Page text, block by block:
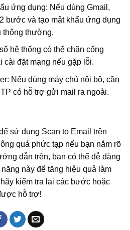
ứng dụng: Nếu dùng Gmail,
bước và tạo mật khẩu ứng dụng
thông thường.
hệ thống có thể chặn cổng
cài đặt mạng nếu gặp lỗi.
Nếu dùng máy chủ nội bộ, cần
có hỗ trợ gửi mail ra ngoài.
sử dụng Scan to Email trên
quá phức tạp nếu bạn nắm rõ
dẫn trên, bạn có thể dễ dàng
này để tăng hiệu quả làm
kiểm tra lại các bước hoặc
hỗ trợ!